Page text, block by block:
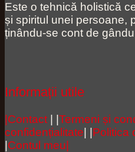
Este o tehnică holistică
și spiritul unei persoane,
ținându-se cont de
Informații utile
|Contact | |Termeni și
confidențialitate| |Politica
|Contul meu|